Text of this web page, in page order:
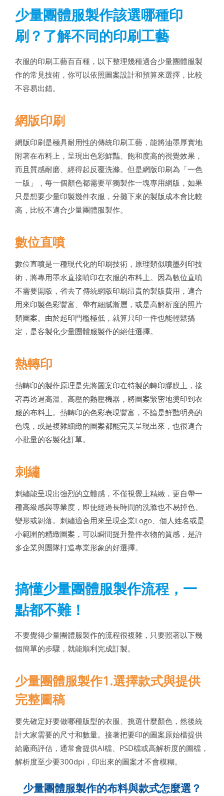
少量團體服製作該選哪種印
刷？了解不同的印刷工藝
衣服的印刷工藝百百種，以下整理幾種適合少量團體服製
作的常見技術，你可以依照圖案設計和預算來選擇，比較
不容易出錯。
網版印刷
網版印刷是極具耐用性的傳統印刷工藝，能將油墨厚實地
附著在布料上，呈現出色彩鮮豔、飽和度高的視覺效果，
而且質感耐磨、經得起反覆洗滌。但是網版印刷為「一色
一版」，每一個顏色都需要單獨製作一塊專用網版，如果
只是想要少量印製幾件衣服，分攤下來的製版成本會比較
高，比較不適合少量團體服製作。
數位直噴
數位直噴是一種現代化的印刷技術，原理類似噴墨列印技
術，將專用墨水直接噴印在衣服的布料上。因為數位直噴
不需要開版，省去了傳統網版印刷昂貴的製版費用，適合
用來印製色彩豐富、帶有細膩漸層，或是高解析度的照片
類圖案。由於起印門檻極低，就算只印一件也能輕鬆搞
定，是客製化少量團體服製作的絕佳選擇。
熱轉印
熱轉印的製作原理是先將圖案印在特製的轉印膠膜上，接
著再透過高溫、高壓的熱壓機器，將圖案緊密地燙印到衣
服的布料上。熱轉印的色彩表現豐富，不論是鮮豔明亮的
色塊，或是複雜細緻的圖案都能完美呈現出來，也很適合
小批量的客製化訂單。
刺繡
刺繡能呈現出強烈的立體感，不僅視覺上精緻，更自帶一
種高級感與專業度，即使經過長時間的洗滌也不易掉色、
變形或剝落。刺繡適合用來呈現企業Logo、個人姓名或是
小範圍的精緻圖案，可以瞬間提升整件衣物的質感，是許
多企業與團隊打造專業形象的好選擇。
搞懂少量團體服製作流程，一
點都不難！
不要覺得少量團體服製作的流程很複雜，只要照著以下幾
個簡單的步驟，就能順利完成訂製。
少量團體服製作1.選擇款式與提供
完整圖稿
要先確定好要做哪種版型的衣服、挑選什麼顏色，然後統
計大家需要的尺寸和數量。接著把要印的圖案原始檔提供
給廠商評估，通常會提供AI檔、PSD檔或高解析度的圖檔，
解析度至少要300dpi，印出來的圖案才不會模糊。
少量團體服製作的布料與款式怎麼選？